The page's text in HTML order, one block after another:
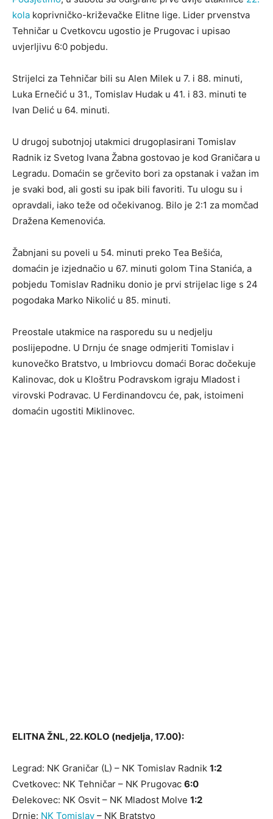
kola koprivničko-križevačke Elitne lige. Lider prvenstva
Tehničar u Cvetkovcu ugostio je Prugovac i upisao
uvjerljivu 6:0 pobjedu.
Strijelci za Tehničar bili su Alen Milek u 7. i 88. minuti,
Luka Ernečić u 31., Tomislav Hudak u 41. i 83. minuti te
Ivan Delić u 64. minuti.
U drugoj subotnjoj utakmici drugoplasirani Tomislav
Radnik iz Svetog Ivana Žabna gostovao je kod Graničara u
Legradu. Domaćin se grčevito bori za opstanak i važan im
je svaki bod, ali gosti su ipak bili favoriti. Tu ulogu su i
opravdali, iako teže od očekivanog. Bilo je 2:1 za momčad
Dražena Kemenovića.
Žabnjani su poveli u 54. minuti preko Tea Bešića,
domaćin je izjednačio u 67. minuti golom Tina Stanića, a
pobjedu Tomislav Radniku donio je prvi strijelac lige s 24
pogodaka Marko Nikolić u 85. minuti.
Preostale utakmice na rasporedu su u nedjelju
poslijepodne. U Drnju će snage odmjeriti Tomislav i
kunovečko Bratstvo, u Imbriovcu domaći Borac dočekuje
Kalinovac, dok u Kloštru Podravskom igraju Mladost i
virovski Podravac. U Ferdinandovcu će, pak, istoimeni
domaćin ugostiti Miklinovec.
ELITNA ŽNL, 22. KOLO (nedjelja, 17.00):
Legrad: NK Graničar (L) – NK Tomislav Radnik 1:2
Cvetkovec: NK Tehničar – NK Prugovac 6:0
Đelekovec: NK Osvit – NK Mladost Molve 1:2
Drnje: NK Tomislav – NK Bratstvo